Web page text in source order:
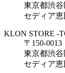
東京都渋谷
セディア
KLON STORE -
〒150-0013
東京都渋谷
セディア